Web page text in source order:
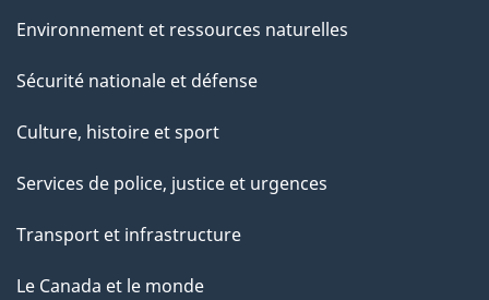
Environnement et ressources naturelles
Sécurité nationale et défense
Culture, histoire et sport
Services de police, justice et urgences
Transport et infrastructure
Le Canada et le monde